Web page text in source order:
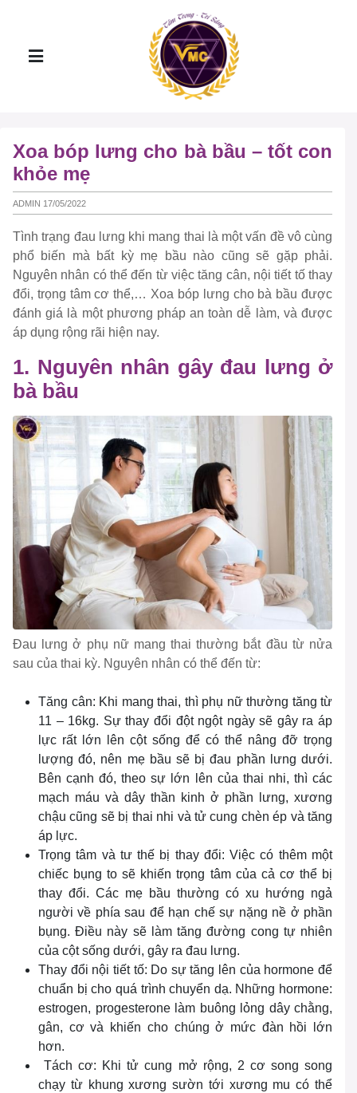
Xoa bóp lưng cho bà bầu – tốt con
khỏe mẹ
ADMIN 17/05/2022
Tình trạng đau lưng khi mang thai là một vấn đề vô cùng
phổ biến mà bất kỳ mẹ bầu nào cũng sẽ gặp phải.
Nguyên nhân có thể đến từ việc tăng cân, nội tiết tố thay
đổi, trọng tâm cơ thể,… Xoa bóp lưng cho bà bầu được
đánh giá là một phương pháp an toàn dễ làm, và được
áp dụng rộng rãi hiện nay.
1. Nguyên nhân gây đau lưng ở
bà bầu
Đau lưng ở phụ nữ mang thai thường bắt đầu từ nửa
sau của thai kỳ. Nguyên nhân có thể đến từ:
Tăng cân: Khi mang thai, thì phụ nữ thường tăng từ
11 – 16kg. Sự thay đổi đột ngột ngày sẽ gây ra áp
lực rất lớn lên cột sống để có thể nâng đỡ trọng
lượng đó, nên mẹ bầu sẽ bị đau phần lưng dưới.
Bên cạnh đó, theo sự lớn lên của thai nhi, thì các
mạch máu và dây thần kinh ở phần lưng, xương
chậu cũng sẽ bị thai nhi và tử cung chèn ép và tăng
áp lực.
Trọng tâm và tư thế bị thay đổi: Việc có thêm một
chiếc bụng to sẽ khiến trọng tâm của cả cơ thể bị
thay đổi. Các mẹ bầu thường có xu hướng ngả
người về phía sau để hạn chế sự nặng nề ở phần
bụng. Điều này sẽ làm tăng đường cong tự nhiên
của cột sống dưới, gây ra đau lưng.
Thay đổi nội tiết tố: Do sự tăng lên của hormone để
chuẩn bị cho quá trình chuyển dạ. Những hormone:
estrogen, progesterone làm buông lỏng dây chằng,
gân, cơ và khiến cho chúng ở mức đàn hồi lớn
hơn.
Tách cơ: Khi tử cung mở rộng, 2 cơ song song
chạy từ khung xương sườn tới xương mu có thể